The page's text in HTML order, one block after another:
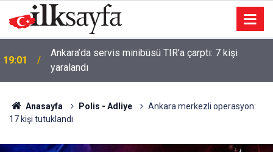
18:41 Sivas’ta Kangal köpekleri sahneye çıktı
Anasayfa Polis - Adliye
Ankara merkezli operasyon:
17 kişi tutuklandı